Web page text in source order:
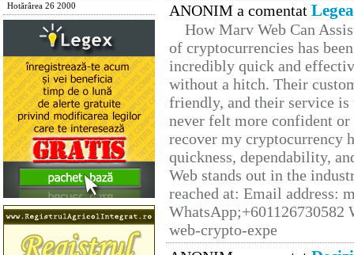
Hotărârea 26 2000
ANONIM a comentat
How Marv Web Can
of cryptocurrencies has
incredibly quick and
without a hitch. Their
friendly, and their service
never felt more confident
recover my cryptocurrency
quickness, dependability,
Web stands out in the
reached at: Email address:
web-crypto-expe